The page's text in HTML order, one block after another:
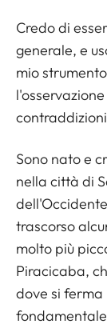
Credo di
generale, e
mio
Sono nato e
nella città di
trascorso
molto più
Piracicaba,
dove si ferma